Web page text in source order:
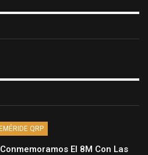
QRP
El 8M Con Las